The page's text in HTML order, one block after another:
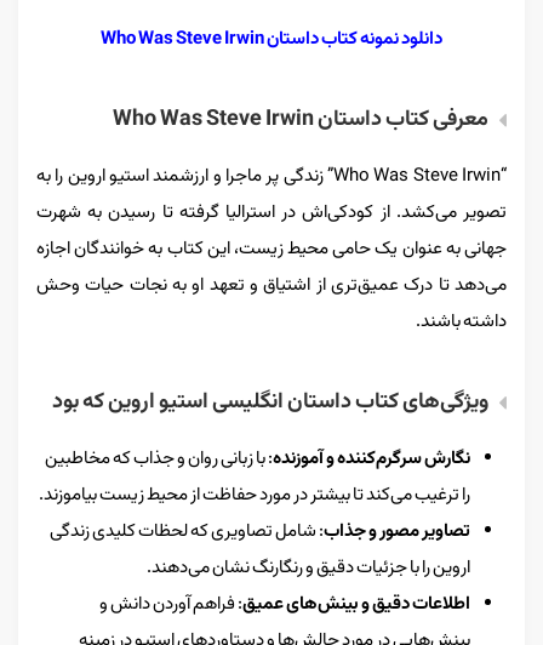
دانلود نمونه کتاب داستان Who Was Steve Irwin
معرفی کتاب داستان Who Was Steve Irwin
“Who Was Steve Irwin” زندگی پر ماجرا و ارزشمند استیو اروین را به
تصویر می‌کشد. از کودکی‌اش در استرالیا گرفته تا رسیدن به شهرت
جهانی به عنوان یک حامی محیط زیست، این کتاب به خوانندگان اجازه
می‌دهد تا درک عمیق‌تری از اشتیاق و تعهد او به نجات حیات وحش
داشته باشند.
ویژگی‌های کتاب داستان انگلیسی استیو اروین که بود
نگارش سرگرم‌کننده و آموزنده: با زبانی روان و جذاب که مخاطبین
را ترغیب می‌کند تا بیشتر در مورد حفاظت از محیط زیست بیاموزند.
تصاویر مصور و جذاب: شامل تصاویری که لحظات کلیدی زندگی
اروین را با جزئیات دقیق و رنگارنگ نشان می‌دهند.
اطلاعات دقیق و بینش‌های عمیق: فراهم آوردن دانش و